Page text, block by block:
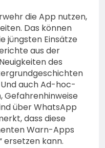
die App nutzen,
Das können
jüngsten Einsätze
aus der
des
auch Ad-hoc-
Gefahrenhinweise
über WhatsApp
dass diese
Warn-Apps
ersetzen kann.